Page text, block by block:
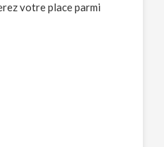
votre place parmi